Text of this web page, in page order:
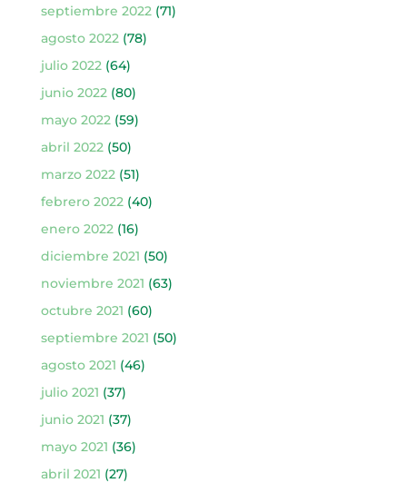
septiembre 2022(71)
agosto 2022(78)
julio 2022(64)
junio 2022(80)
mayo 2022(59)
abril 2022(50)
marzo 2022(51)
febrero 2022(40)
enero 2022(16)
diciembre 2021 (50)
noviembre 2021 (63)
octubre 2021 (60)
septiembre 2021 (50)
agosto 2021 (46)
julio 2021 (37)
junio 2021 (37)
mayo 2021 (36)
abril 2021 (27)